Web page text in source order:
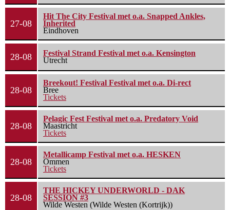
27-08
Hit The City Festival met o.a. Snapped Ankles,
Inherited
Eindhoven
28-08
Festival Strand Festival met o.a. Kensington
Utrecht
28-08
Breekout! Festival Festival met o.a. Di-rect
Bree
Tickets
28-08
Pelagic Fest Festival met o.a. Predatory Void
Maastricht
Tickets
28-08
Metallicamp Festival met o.a. HESKEN
Ommen
Tickets
28-08
THE HICKEY UNDERWORLD - DAK
SESSION #3
Wilde Westen (Wilde Westen (Kortrijk))